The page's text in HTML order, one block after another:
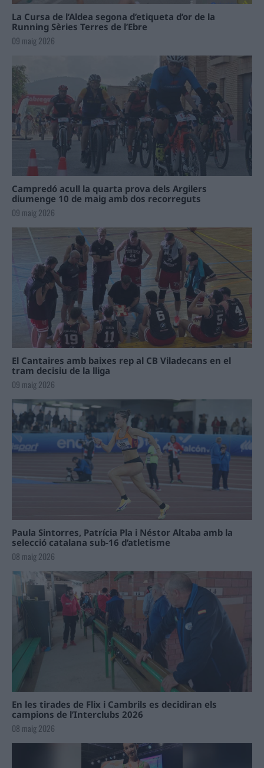
La Cursa de l’Aldea segona d’etiqueta d’or de la
Running Sèries Terres de l’Ebre
09 maig 2026
Campredó acull la quarta prova dels Argilers
diumenge 10 de maig amb dos recorreguts
09 maig 2026
El Cantaires amb baixes rep al CB Viladecans en el
tram decisiu de la lliga
09 maig 2026
Paula Sintorres, Patrícia Pla i Néstor Altaba amb la
selecció catalana sub-16 d’atletisme
08 maig 2026
En les tirades de Flix i Cambrils es decidiran els
campions de l’Interclubs 2026
08 maig 2026